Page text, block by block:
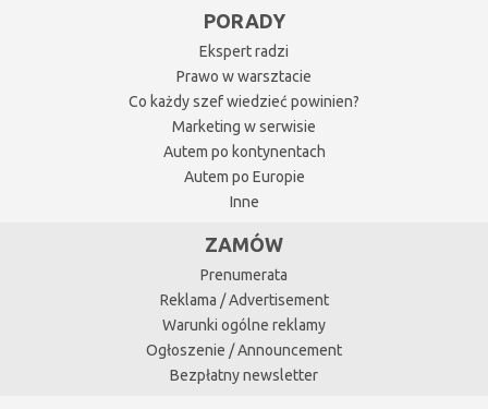
PORADY
Ekspert radzi
Prawo w warsztacie
Co każdy szef wiedzieć powinien?
Marketing w serwisie
Autem po kontynentach
Autem po Europie
Inne
ZAMÓW
Prenumerata
Reklama / Advertisement
Warunki ogólne reklamy
Ogłoszenie / Announcement
Bezpłatny newsletter